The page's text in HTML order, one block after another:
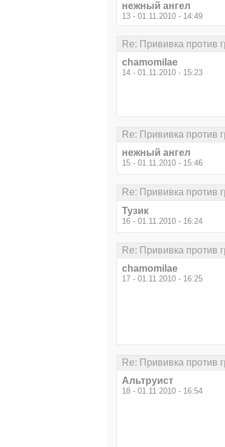
нежный ангел
13 - 01.11.2010 - 14:49
Re: Прививка против
chamomilae
14 - 01.11.2010 - 15:23
Re: Прививка против
нежный ангел
15 - 01.11.2010 - 15:46
Re: Прививка против
Тузик
16 - 01.11.2010 - 16:24
Re: Прививка против
chamomilae
17 - 01.11.2010 - 16:25
Re: Прививка против
Альтруист
18 - 01.11.2010 - 16:54